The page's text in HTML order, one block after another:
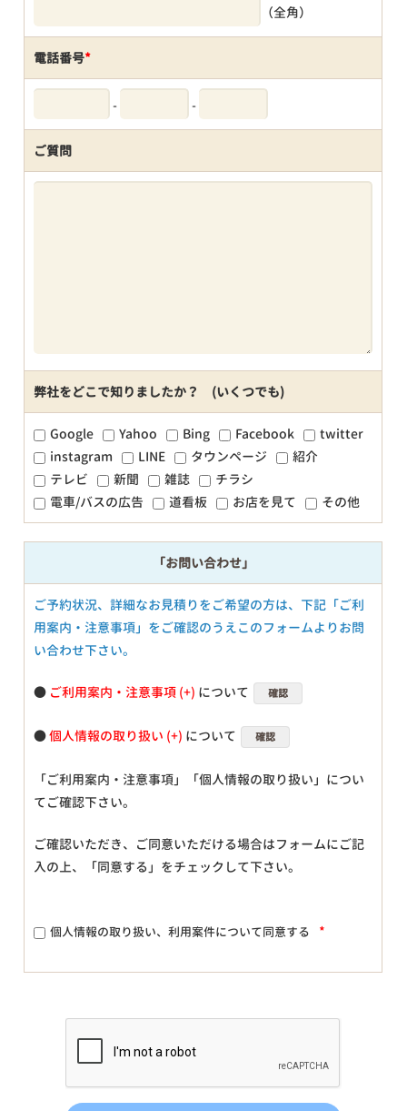
（全角）
電話番号*
- -
ご質問
弊社をどこで知りましたか？ (いくつでも)
Google Yahoo Bing Facebook
twitter
instagram
LINE タウンページ
紹介
テレビ
新聞 雑誌
チラシ
電車/バスの広告
道看板 お店を見て その他
「お問い合わせ」
ご予約状況、詳細なお見積りをご希望の方は、下記「ご利
用案内・注意事項」をご確認のうえこのフォームよりお問
い合わせ下さい。
● ご利用案内・注意事項 について 確認
●個人情報の取り扱い について 確認
「ご利用案内・注意事項」「個人情報の取り扱い」につい
てご確認下さい。
ご確認いただき、ご同意いただける場合はフォームにご記
入の上、「同意する」をチェックして下さい。
個人情報の取り扱い、利用案件について同意する *